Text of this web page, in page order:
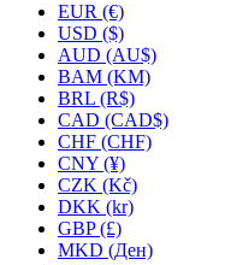
EUR (€)
USD ($)
AUD (AU$)
BAM (KM)
BRL (R$)
CAD (CAD$)
CHF (CHF)
CNY (¥)
CZK (Kč)
DKK (kr)
GBP (£)
MKD (Ден)